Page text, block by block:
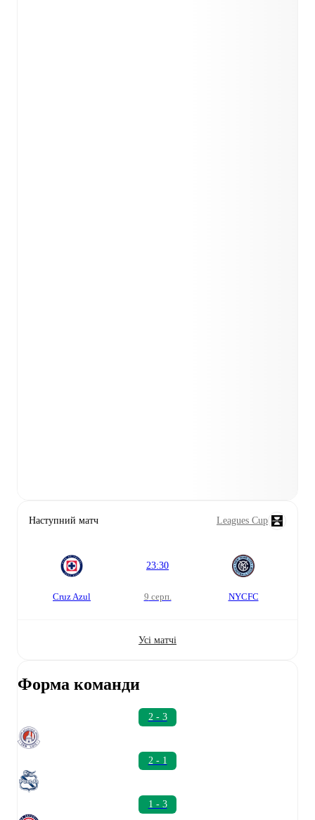
Наступний матч Leagues Cup
Cruz Azul
23:30
9 серп. NYCFC
Усі матчі
Форма команди
2 - 3
2 - 1
1 - 3